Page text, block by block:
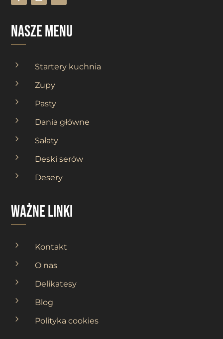
nasze menu
5 Startery kuchnia
5 Zupy
5 Pasty
5 Dania główne
5 Sałaty
5 Deski serów
5 Desery
ważne linki
5 Kontakt
5 O nas
5 Delikatesy
5 Blog
5 Polityka cookies